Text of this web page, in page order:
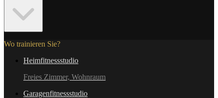
Wo trainieren Sie?
Heimfitnessstudio
Freies Zimmer, Wohnraum
Garagenfitnessstudio